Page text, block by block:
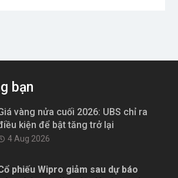
bạn
vàng nửa cuối 2026: UBS chỉ ra
kiện để bật tăng trở lại
4 Aug 2026
phiếu Wipro giảm sau dự báo